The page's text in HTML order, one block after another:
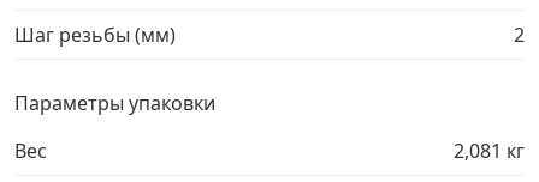
Кронштейны и крюки хозяйственные
Электро и бензоинструмент, оборудование›
Шаг резьбы (мм)
2
Параметры упаковки
Вес
2,081 кг